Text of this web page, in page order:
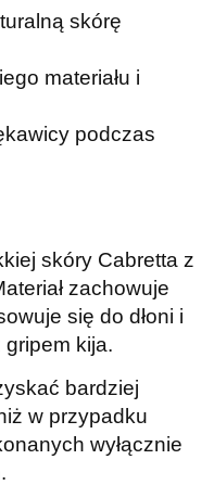
skórę
materiału i
podczas
skóry Cabretta z
zachowuje
się do dłoni i
kija.
bardziej
w przypadku
wyłącznie